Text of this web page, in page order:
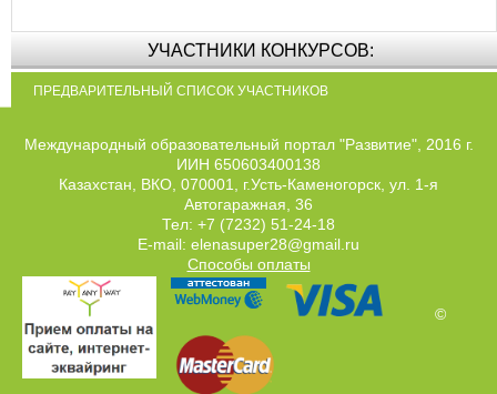
УЧАСТНИКИ КОНКУРСОВ:
ПРЕДВАРИТЕЛЬНЫЙ СПИСОК УЧАСТНИКОВ
Международный образовательный портал "Развитие", 2016 г.
ИИН 650603400138
Казахстан, ВКО, 070001, г.Усть-Каменогорск, ул. 1-я
Автогаражная, 36
Тел: +7 (7232) 51-24-18
E-mail: elenasuper28@gmail.ru
Способы оплаты
©